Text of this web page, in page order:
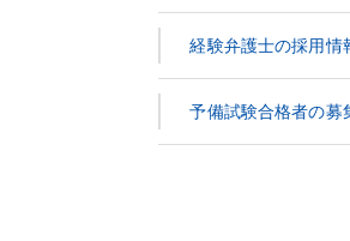
経験弁護士の採用情
予備試験合格者の募